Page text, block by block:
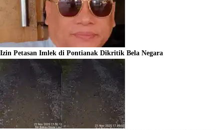
Izin Petasan Imlek di Pontianak Dikritik Bela Negara